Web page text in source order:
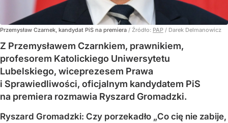
Przemysław Czarnek, kandydat PiS na premiera / Źródło: PAP / Darek Delmanowicz
Z Przemysławem Czarnkiem, prawnikiem,
profesorem Katolickiego Uniwersytetu
Lubelskiego, wiceprezesem Prawa
i Sprawiedliwości, oficjalnym kandydatem PiS
na premiera rozmawia Ryszard Gromadzki.
Ryszard Gromadzki: Czy porzekadło „Co cię nie zabije,